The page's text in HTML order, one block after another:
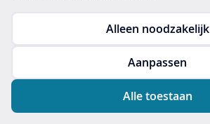
Copyright © 2026
privacy- en cookiebeleid
Alleen noodzakelijk
Aanpassen
Alle toestaan